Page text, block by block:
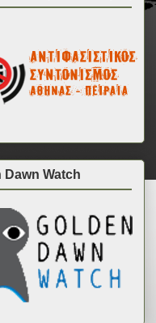
Dawn Watch